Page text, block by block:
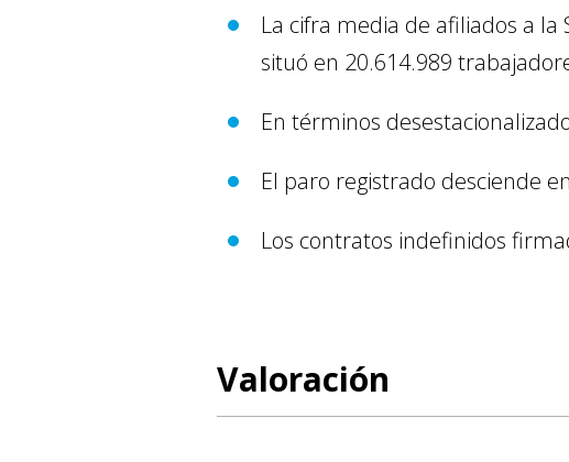
La cifra media de afiliados a la
situó en 20.614.989
En términos
El paro registrado desciende
Los contratos indefinidos
Valoración